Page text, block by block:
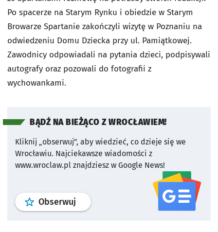
Po spacerze na Starym Rynku i obiedzie w Starym
Browarze Spartanie zakończyli wizytę w Poznaniu na
odwiedzeniu Domu Dziecka przy ul. Pamiątkowej.
Zawodnicy odpowiadali na pytania dzieci, podpisywali
autografy oraz pozowali do fotografii z
wychowankami.
BĄDŹ NA BIEŻĄCO Z WROCŁAWIEM!
Kliknij „obserwuj”, aby wiedzieć, co dzieje się we
Wrocławiu. Najciekawsze wiadomości z
www.wroclaw.pl znajdziesz w Google News!
Obserwuj profil serwisu